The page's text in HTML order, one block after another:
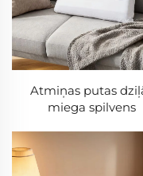
Atmiņas putas
miega spilvens